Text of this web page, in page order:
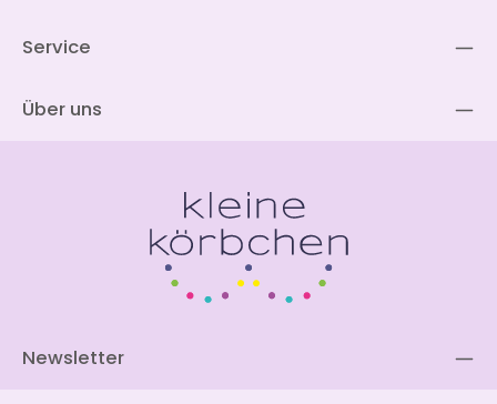
Service
Über uns
Newsletter